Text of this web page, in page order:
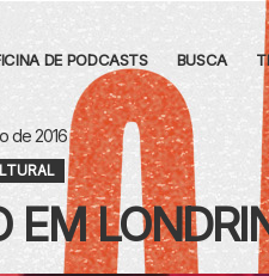
DE PODCASTS BUSCA
de 2016
EM